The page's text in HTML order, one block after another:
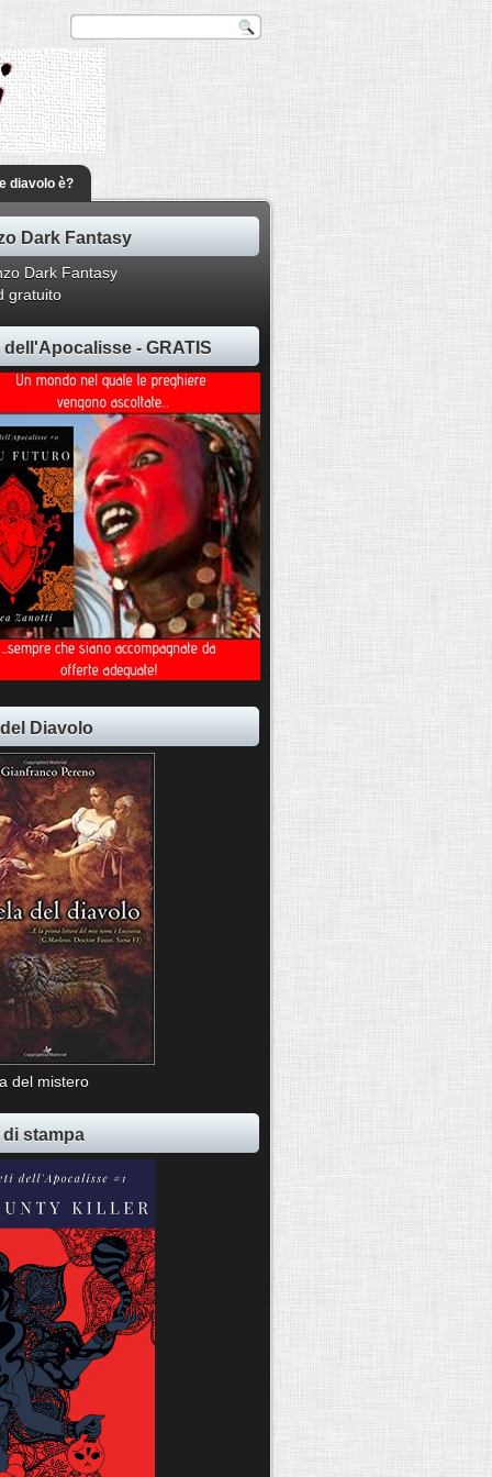
diavolo è?
Dark Fantasy
gratuito
dell'Apocalisse - GRATIS
Diavolo
del mistero
stampa